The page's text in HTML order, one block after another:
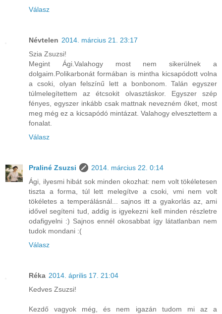
Válasz
Névtelen 2014. március 21. 23:17
Szia Zsuzsi!
Megint Ági.Valahogy most nem sikerülnek a
dolgaim.Polikarbonát formában is mintha kicsapódott volna
a csoki, olyan felszínű lett a bonbonom. Talán egyszer
túlmelegítettem az étcsokit olvasztáskor. Egyszer szép
fényes, egyszer inkább csak mattnak nevezném őket, most
meg még ez a kicsapódó mintázat. Valahogy elvesztettem a
fonalat.
Válasz
Praliné Zsuzsi
2014. március 22. 0:14
Ági, ilyesmi hibát sok minden okozhat: nem volt tökéletesen
tiszta a forma, túl lett melegítve a csoki, vmi nem volt
tökéletes a temperálásnál... sajnos itt a gyakorlás az, ami
idővel segíteni tud, addig is igyekezni kell minden részletre
odafigyelni :) Sajnos ennél okosabbat így látatlanban nem
tudok mondani :(
Válasz
Réka 2014. április 17. 21:04
Kedves Zsuzsi!
Kezdő vagyok még, és nem igazán tudom mi az a